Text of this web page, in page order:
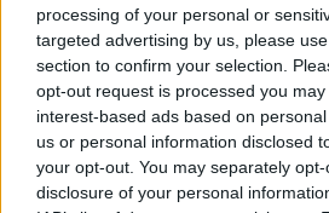
processing of your personal or
targeted advertising by us, please
section to confirm your selection.
opt-out request is processed you
interest-based ads based on
us or personal information disclosed
your opt-out. You may separately
disclosure of your personal
Ideas de peinado para
5 propuestas fáciles y rápidas para brillar
Patry Jordan
porLoreto Gordo
nochevieja· Patri Jordan·peinados·